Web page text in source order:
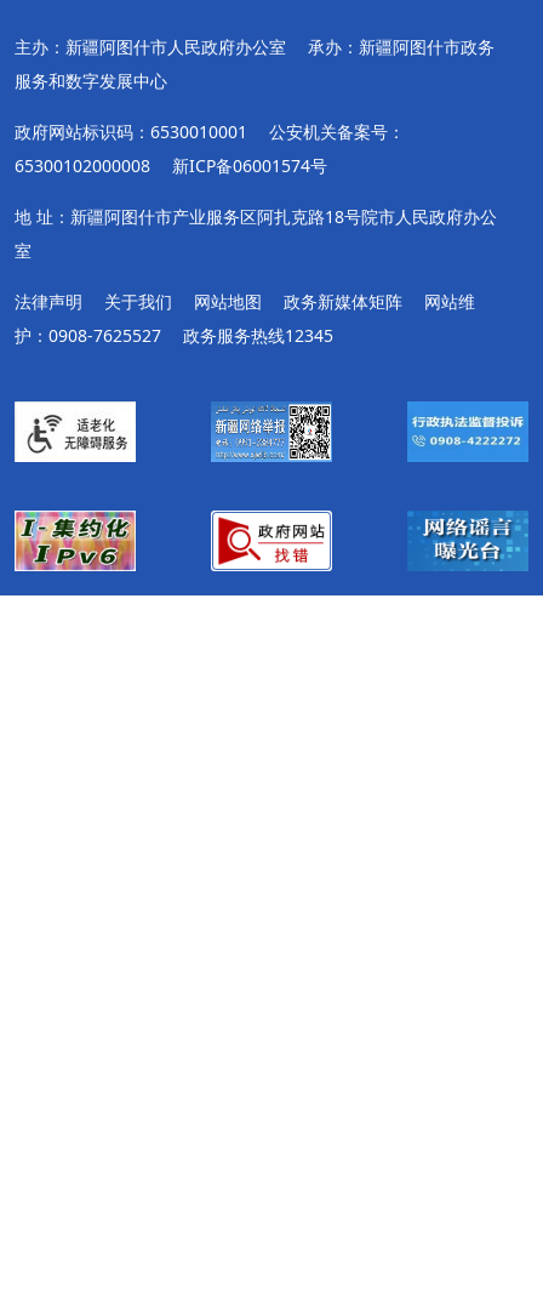
主办：新疆阿图什市人民政府办公室
承办：新疆阿图什市政务
服务和数字发展中心
政府网站标识码：6530010001
公安机关备案号：
65300102000008
新ICP备06001574号
地 址：新疆阿图什市产业服务区阿扎克路18号院市人民政府办公
室
法律声明 关于我们 网站地图 政务新媒体矩阵
网站维
护：0908-7625527
政务服务热线12345